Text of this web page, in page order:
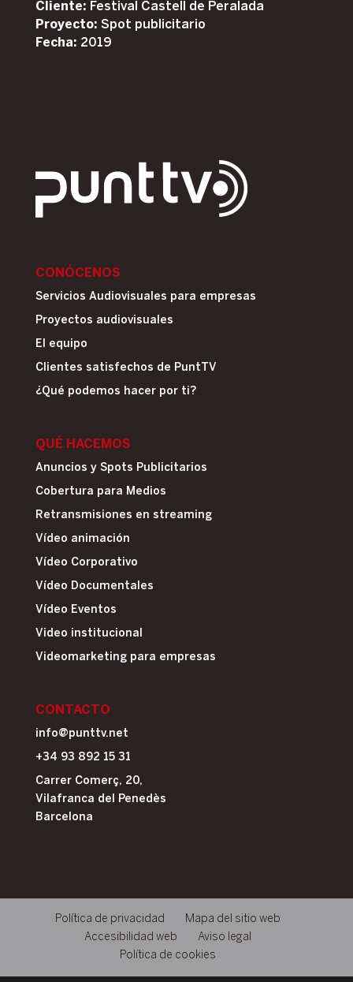
Cliente: Festival Castell de Peralada
Proyecto: Spot publicitario
Fecha: 2019
CONÓCENOS
Servicios Audiovisuales para empresas
Proyectos audiovisuales
El equipo
Clientes satisfechos de PuntTV
¿Qué podemos hacer por ti?
QUÉ HACEMOS
Anuncios y Spots Publicitarios
Cobertura para Medios
Retransmisiones en streaming
Vídeo animación
Vídeo Corporativo
Vídeo Documentales
Vídeo Eventos
Video institucional
Videomarketing para empresas
CONTACTO
info@punttv.net
+34 93 892 15 31
Carrer Comerç, 20,
Vilafranca del Penedès
Barcelona
Política de privacidad
Mapa del sitio web
Accesibilidad web
Aviso legal
Política de cookies